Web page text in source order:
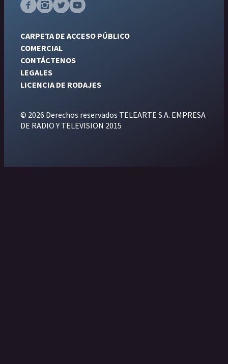
CARPETA DE ACCESO PÚBLICO
COMERCIAL
CONTÁCTENOS
LEGALES
LICENCIA DE RODAJES
© 2026 Derechos reservados TELEARTE S.A. EMPRESA
DE RADIO Y TELEVISION 2015